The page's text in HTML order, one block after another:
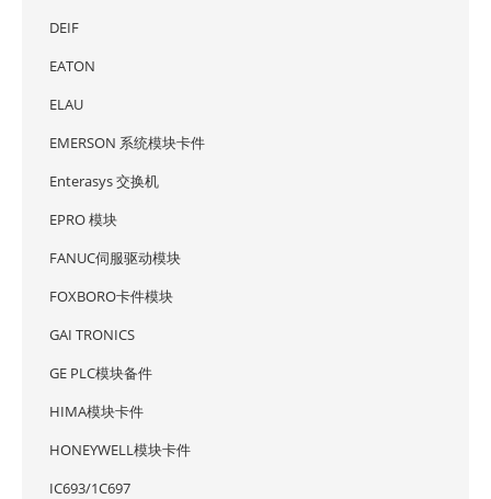
DEIF
EATON
ELAU
EMERSON 系统模块卡件
Enterasys 交换机
EPRO 模块
FANUC伺服驱动模块
FOXBORO卡件模块
GAI TRONICS
GE PLC模块备件
HIMA模块卡件
HONEYWELL模块卡件
IC693/1C697